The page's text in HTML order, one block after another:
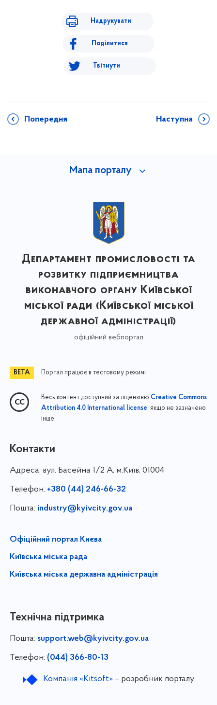
Надрукувати
Поділитися
Твітнути
Попередня Наступна
Мапа порталу
Департамент промисловості та
розвитку підприємництва
виконавчого органу Київської
міської ради (Київської міської
державної адміністрації)
офіційний вебпортал
Портал працює в тестовому режимі
Весь контент доступний за ліцензією Creative Commons
Attribution 4.0 International license, якщо не зазначено
інше
Контакти
Адреса: вул. Басейна 1/⁠2 А, м.Київ, 01004
Телефон: +380 (44) 246-66-32
Пошта: industry@kyivcity.gov.ua
Офіційний портал Києва
Київська міська рада
Київська міська державна адміністрація
Технічна підтримка
Пошта: support.web@kyivcity.gov.ua
Телефон: (044) 366-80-13
Компанія «Kitsoft»– розробник порталу